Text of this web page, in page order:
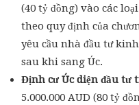
(40 tỷ đồng) vào các
theo quy định của
yêu cầu nhà đầu tư
sau khi sang Úc.
Định cư Úc diện đầu tư
5.000.000 AUD (80 tỷ